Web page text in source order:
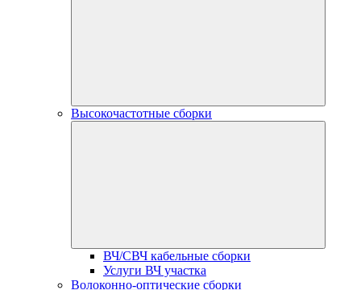
Высокочастотные сборки
ВЧ/СВЧ кабельные сборки
Услуги ВЧ участка
Волоконно-оптические сборки